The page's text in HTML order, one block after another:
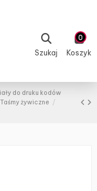
Szukaj
0
Koszyk
do druku kodów
Taśmy żywiczne